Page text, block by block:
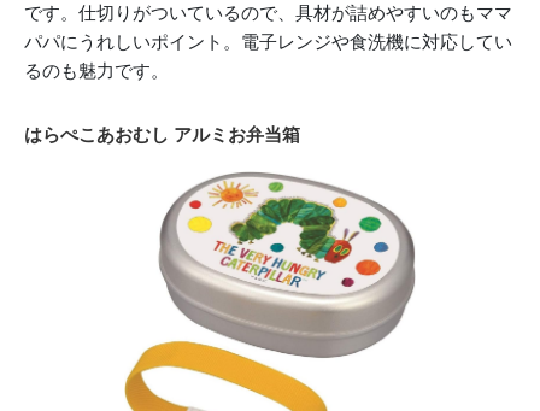
です。仕切りがついているので、具材が詰めやすいのもママ
パパにうれしいポイント。電子レンジや食洗機に対応してい
るのも魅力です。
はらぺこあおむし アルミお弁当箱